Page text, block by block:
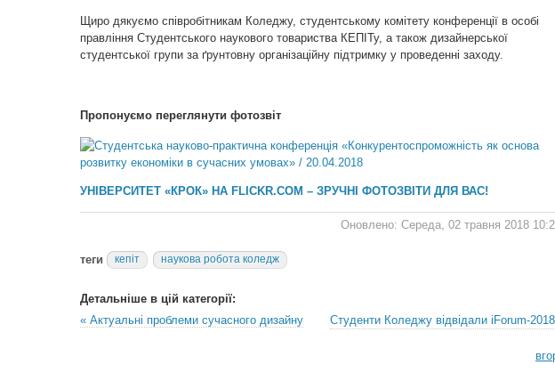
Щиро дякуємо співробітникам Коледжу, студентському комітету конференції в особі
правління Студентського наукового товариства КЕПІТу, а також дизайнерської
студентської групи за ґрунтовну організаційну підтримку у проведенні заходу.
Пропонуємо переглянути фотозвіт
УНІВЕРСИТЕТ «КРОК» НА FLICKR.COM – ЗРУЧНІ ФОТОЗВІТИ ДЛЯ ВАС!
Оновлено: Середа, 02 травня 2018
теги кепіт наукова робота коледж
Детальніше в цій категорії:
« Актуальні проблеми сучасного дизайну
Студенти Коледжу відвідали iForum-